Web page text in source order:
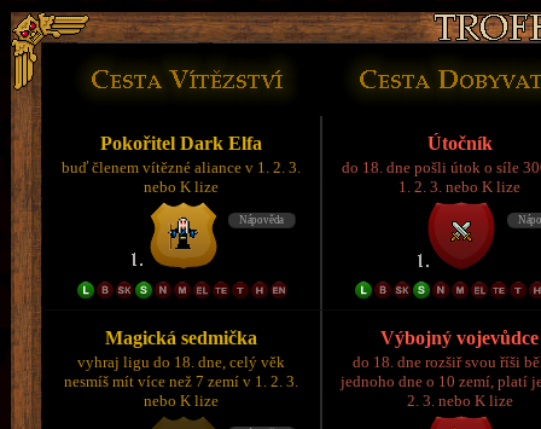
Pokořitel Dark Elfa
buď členem vítězné aliance v 1. 2. 3.
nebo K lize
Útočník
do 18. dne pošli útok o síle
1. 2. 3. nebo K lize
Magická sedmička
vyhraj ligu do 18. dne, celý věk
nesmíš mít více než 7 zemí v 1. 2. 3.
nebo K lize
Výbojný vojevůdce
do 18. dne rozšiř svou říši
jednoho dne o 10 zemí, platí
2. 3. nebo K lize